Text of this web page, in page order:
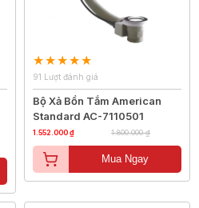
91 Lượt đánh giá
Bộ Xả Bồn Tắm American
Standard AC-7110501
1.552.000 ₫ 1.800.000 ₫
Mua Ngay